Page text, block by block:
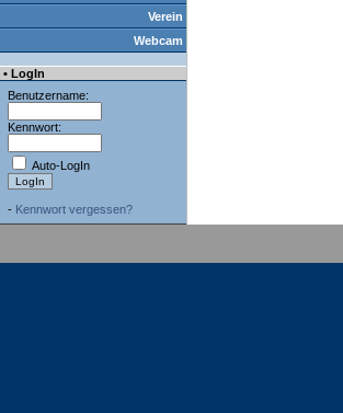
Verein
Webcam
• LogIn
Benutzername:
Kennwort:
Auto-LogIn
- Kennwort vergessen?